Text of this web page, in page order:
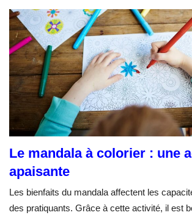
Le mandala à colorier : une
apaisante
Les bienfaits du mandala affectent les
des pratiquants. Grâce à cette activité, il est